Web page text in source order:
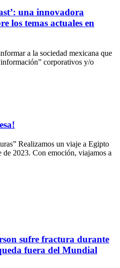
una innovadora
los temas actuales en
a la sociedad mexicana que
corporativos y/o
Realizamos un viaje a Egipto
de 2023. Con emoción, viajamos a
sufre fractura durante
fuera del Mundial